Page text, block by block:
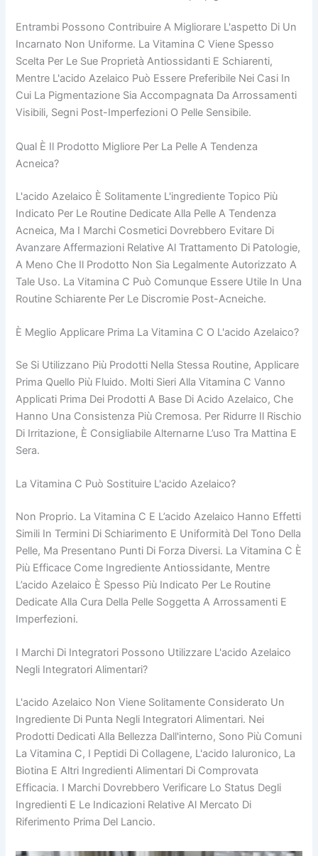
Entrambi Possono Contribuire A Migliorare L'aspetto Di Un
Incarnato Non Uniforme. La Vitamina C Viene Spesso
Scelta Per Le Sue Proprietà Antiossidanti E Schiarenti,
Mentre L'acido Azelaico Può Essere Preferibile Nei Casi In
Cui La Pigmentazione Sia Accompagnata Da Arrossamenti
Visibili, Segni Post-Imperfezioni O Pelle Sensibile.
Qual È Il Prodotto Migliore Per La Pelle A Tendenza
Acneica?
L'acido Azelaico È Solitamente L'ingrediente Topico Più
Indicato Per Le Routine Dedicate Alla Pelle A Tendenza
Acneica, Ma I Marchi Cosmetici Dovrebbero Evitare Di
Avanzare Affermazioni Relative Al Trattamento Di Patologie,
A Meno Che Il Prodotto Non Sia Legalmente Autorizzato A
Tale Uso. La Vitamina C Può Comunque Essere Utile In Una
Routine Schiarente Per Le Discromie Post-Acneiche.
È Meglio Applicare Prima La Vitamina C O L'acido Azelaico?
Se Si Utilizzano Più Prodotti Nella Stessa Routine, Applicare
Prima Quello Più Fluido. Molti Sieri Alla Vitamina C Vanno
Applicati Prima Dei Prodotti A Base Di Acido Azelaico, Che
Hanno Una Consistenza Più Cremosa. Per Ridurre Il Rischio
Di Irritazione, È Consigliabile Alternarne L’uso Tra Mattina E
Sera.
La Vitamina C Può Sostituire L'acido Azelaico?
Non Proprio. La Vitamina C E L’acido Azelaico Hanno Effetti
Simili In Termini Di Schiarimento E Uniformità Del Tono Della
Pelle, Ma Presentano Punti Di Forza Diversi. La Vitamina C È
Più Efficace Come Ingrediente Antiossidante, Mentre
L’acido Azelaico È Spesso Più Indicato Per Le Routine
Dedicate Alla Cura Della Pelle Soggetta A Arrossamenti E
Imperfezioni.
I Marchi Di Integratori Possono Utilizzare L'acido Azelaico
Negli Integratori Alimentari?
L'acido Azelaico Non Viene Solitamente Considerato Un
Ingrediente Di Punta Negli Integratori Alimentari. Nei
Prodotti Dedicati Alla Bellezza Dall'interno, Sono Più Comuni
La Vitamina C, I Peptidi Di Collagene, L'acido Ialuronico, La
Biotina E Altri Ingredienti Alimentari Di Comprovata
Efficacia. I Marchi Dovrebbero Verificare Lo Status Degli
Ingredienti E Le Indicazioni Relative Al Mercato Di
Riferimento Prima Del Lancio.